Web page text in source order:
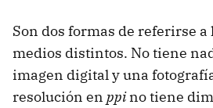
Son dos formas de referirse
medios distintos. No tiene
imagen digital y una
resolución en ppino tiene